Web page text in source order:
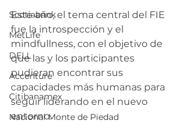
Scotiabank
MetLife
DELL
Accenture
Citibanamex
Nacional Monte de Piedad
Este año, el tema central del FIE
fue la introspección y el
mindfullness, con el objetivo de
que las y los participantes
pudieran encontrar sus
capacidades más humanas para
seguir liderando en el nuevo
entorno.